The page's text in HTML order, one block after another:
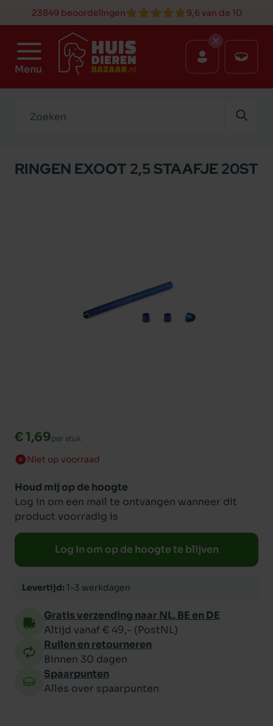
23849 beoordelingen 9,6 van de 10
Menu
RINGEN EXOOT 2,5 STAAFJE 20ST
€ 1,69per stuk
Niet op voorraad
Houd mij op de hoogte
Log in om een mail te ontvangen wanneer dit
product voorradig is
Log in om op de hoogte te blijven
Levertijd: 1-3 werkdagen
Gratis verzending naar NL, BE en DE
Altijd vanaf € 49,- (PostNL)
Ruilen en retourneren
Binnen 30 dagen
Spaarpunten
Alles over spaarpunten